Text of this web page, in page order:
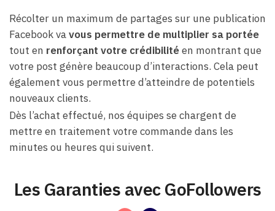
Récolter un maximum de partages sur une publication
Facebook vavous permettre de multiplier sa portée
tout en renforçant votre crédibilitéen montrant que
votre post génère beaucoup d’interactions. Cela peut
également vous permettre d’atteindre de potentiels
nouveaux clients.
Dès l’achat effectué, nos équipes se chargent de
mettre en traitement votre commande dans les
minutes ou heures qui suivent.
Les Garanties avec GoFollowers